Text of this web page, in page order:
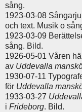
sång.
1923-03-08
och text. Musik o
1923-03-09
sång. Bild.
1926-05-01 Våren
av Uddevalla
1930-07-11
för Uddevalla
1933-03-27
i Frideborg. Bild.